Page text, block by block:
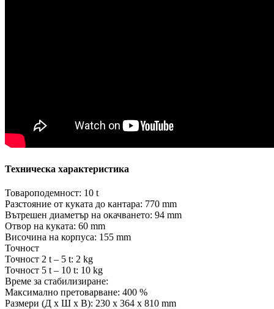
Техническа характеристика
Товароподемност: 10 t
Разстояние от куката до кантара: 770 mm
Вътрешен диаметър на окачването: 94 mm
Отвор на куката: 60 mm
Височина на корпуса: 155 mm
Точност
Точност 2 t – 5 t: 2 kg
Точност 5 t – 10 t: 10 kg
Време за стабилизиране:
Максимално претоварване: 400 %
Размери (Д х Ш х В): 230 x 364 x 810 mm